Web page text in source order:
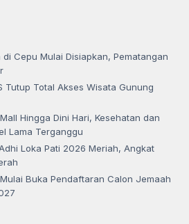
Cepu Mulai Disiapkan, Pematangan
Tutup Total Akses Wisata Gunung
Hingga Dini Hari, Kesehatan dan
Lama Terganggu
Loka Pati 2026 Meriah, Angkat
Buka Pendaftaran Calon Jemaah